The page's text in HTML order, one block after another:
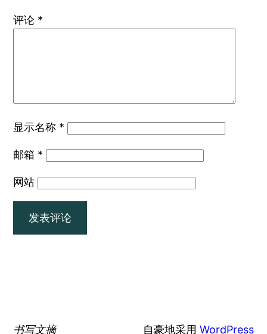
评论 *
显示名称 *
邮箱 *
网站
书写文摘 自豪地采用 WordPress